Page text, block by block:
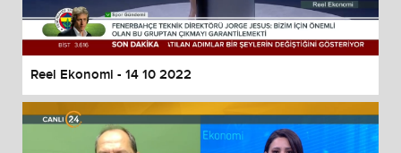
Reel Ekonomi - 14 10 2022